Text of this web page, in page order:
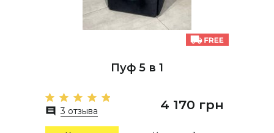
Пуф 5 в 1
3 отзыва 4 170 грн